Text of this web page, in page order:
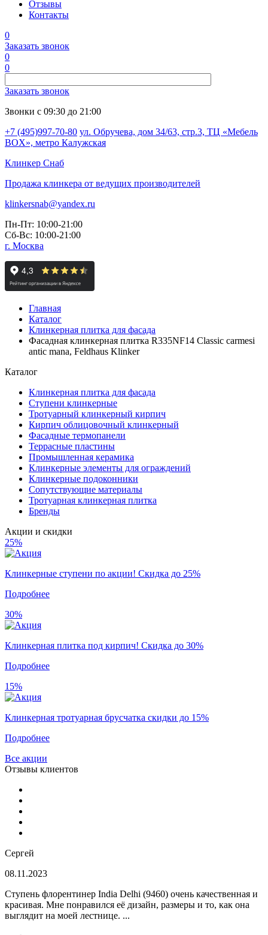
Отзывы
Контакты
0
Заказать звонок
0
0
Заказать звонок
Звонки с 09:30 до 21:00
+7 (495)997-70-80 ул. Обручева, дом 34/63, стр.3, ТЦ «Мебель
BOX», метро Калужская
Клинкер Снаб
Продажа клинкера от ведущих производителей
klinkersnab@yandex.ru
Пн-Пт: 10:00-21:00
Сб-Вс: 10:00-21:00
г. Москва
Главная
Каталог
Клинкерная плитка для фасада
Фасадная клинкерная плитка R335NF14 Classic carmesi
antic mana, Feldhaus Klinker
Каталог
Клинкерная плитка для фасада
Ступени клинкерные
Тротуарный клинкерный кирпич
Кирпич облицовочный клинкерный
Фасадные термопанели
Террасные пластины
Промышленная керамика
Клинкерные элементы для ограждений
Клинкерные подоконники
Сопутствующие материалы
Тротуарная клинкерная плитка
Бренды
Акции и скидки
25%
Клинкерные ступени по акции! Скидка до 25%
Подробнее
30%
Клинкерная плитка под кирпич! Скидка до 30%
Подробнее
15%
Клинкерная тротуарная брусчатка скидки до 15%
Подробнее
Все акции
Отзывы клиентов
Сергей
08.11.2023
Ступень флорентинер India Delhi (9460) очень качественная и
красивая. Мне понравился её дизайн, размеры и то, как она
выглядит на моей лестнице. ...